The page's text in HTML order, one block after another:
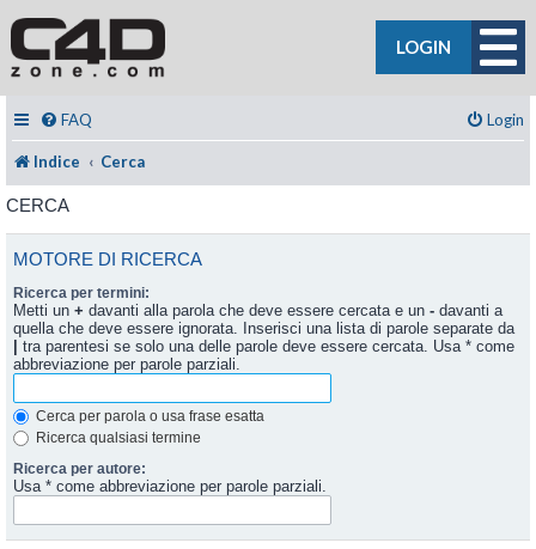
LOGIN
FAQ Login
Indice Cerca
CERCA
MOTORE DI RICERCA
Ricerca per termini:
Metti un + davanti alla parola che deve essere cercata e un - davanti a
quella che deve essere ignorata. Inserisci una lista di parole separate da
| tra parentesi se solo una delle parole deve essere cercata. Usa * come
abbreviazione per parole parziali.
Cerca per parola o usa frase esatta
Ricerca qualsiasi termine
Ricerca per autore:
Usa * come abbreviazione per parole parziali.